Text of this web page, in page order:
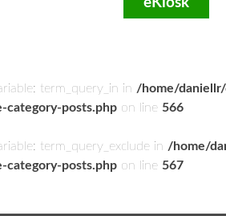
eKiosk
term_query_in in /home/
category-posts.php on line 566
term_query_exclude in /home/
category-posts.php on line 567